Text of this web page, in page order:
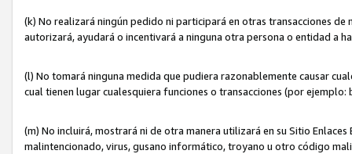
(k) No realizará ningún pedido ni participará en otras transacciones
autorizará, ayudará o incentivará a ninguna otra persona o entidad a
(l) No tomará ninguna medida que pudiera razonablemente causar
cual tienen lugar cualesquiera funciones o transacciones (por
(m) No incluirá, mostrará ni de otra manera utilizará en su Sitio
malintencionado, virus, gusano informático, troyano u otro código